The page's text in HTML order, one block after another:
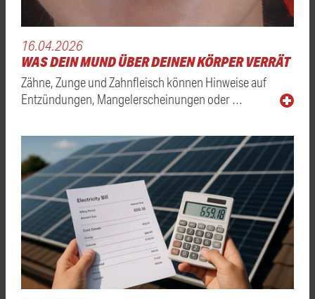
16.04.2026
WAS DEIN MUND ÜBER DEINEN KÖRPER VERRÄT
Zähne, Zunge und Zahnfleisch können Hinweise auf
Entzündungen, Mangelerscheinungen oder …